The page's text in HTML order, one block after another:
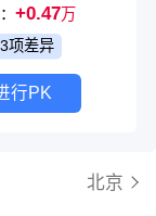
+0.47万
项差异
行PK
北京